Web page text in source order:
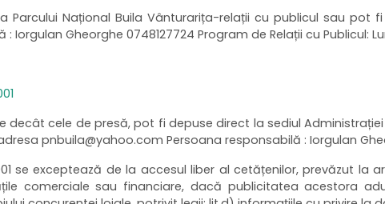
Parcului Național Buila Vânturarița-relații cu publicul sau pot
Gheorghe 0748127724 Program de Relații cu Publicul:
decât cele de presă, pot fi depuse direct la sediul
pnbuila@yahoo.com Persoana responsabilă : Iorgulan
se exceptează de la accesul liber al cetățenilor, prevăzut la
comerciale sau financiare, dacă publicitatea acestora